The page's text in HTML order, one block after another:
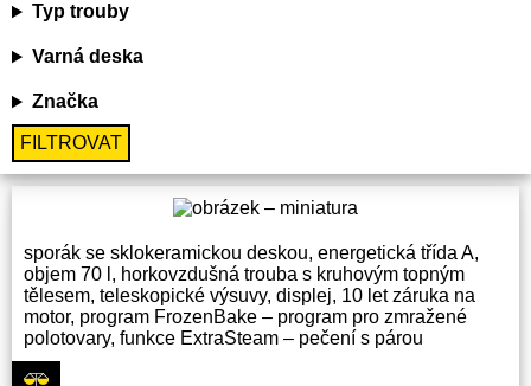
Typ trouby
Varná deska
Značka
FILTROVAT
sporák se sklokeramickou deskou, energetická třída A,
objem 70 l, horkovzdušná trouba s kruhovým topným
tělesem, teleskopické výsuvy, displej, 10 let záruka na
motor, program FrozenBake – program pro zmražené
polotovary, funkce ExtraSteam – pečení s párou